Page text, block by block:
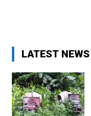
LATEST NEWS